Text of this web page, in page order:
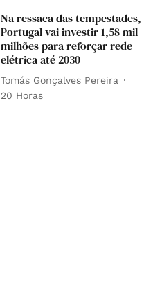
Na ressaca das tempestades,
Portugal vai investir 1,58 mil
milhões para reforçar rede
elétrica até 2030
Tomás Gonçalves Pereira
20 Horas